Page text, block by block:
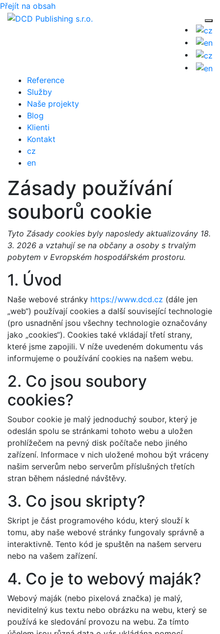
Přejít na obsah
Reference
Služby
Naše projekty
Blog
Klienti
Kontakt
cz
en
Zásady používání
souborů cookie
Tyto Zásady cookies byly naposledy aktualizovány 18.
3. 2026 a vztahují se na občany a osoby s trvalým
pobytem v Evropském hospodářském prostoru.
1. Úvod
Naše webové stránky https://www.dcd.cz (dále jen
„web“) používají cookies a další související technologie
(pro usnadnění jsou všechny technologie označovány
jako „cookies“). Cookies také vkládají třetí strany,
které jsme zapojili. V níže uvedeném dokumentu vás
informujeme o používání cookies na našem webu.
2. Co jsou soubory
cookies?
Soubor cookie je malý jednoduchý soubor, který je
odeslán spolu se stránkami tohoto webu a uložen
prohlížečem na pevný disk počítače nebo jiného
zařízení. Informace v nich uložené mohou být vráceny
našim serverům nebo serverům příslušných třetích
stran během následné návštěvy.
3. Co jsou skripty?
Skript je část programového kódu, který slouží k
tomu, aby naše webové stránky fungovaly správně a
interaktivně. Tento kód je spuštěn na našem serveru
nebo na vašem zařízení.
4. Co je to webový maják?
Webový maják (nebo pixelová značka) je malý,
neviditelný kus textu nebo obrázku na webu, který se
používá ke sledování provozu na webu. Za tímto